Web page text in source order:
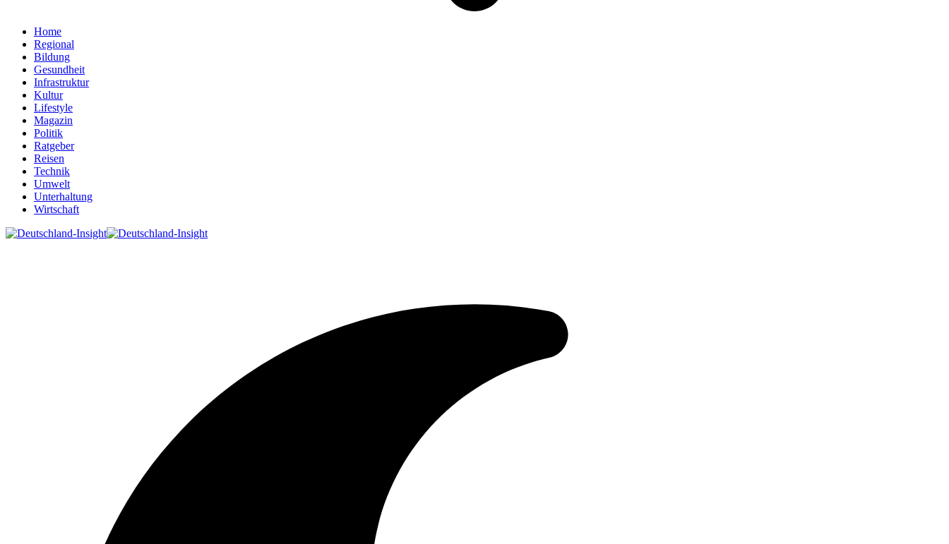
Home
Regional
Bildung
Gesundheit
Infrastruktur
Kultur
Lifestyle
Magazin
Politik
Ratgeber
Reisen
Technik
Umwelt
Unterhaltung
Wirtschaft